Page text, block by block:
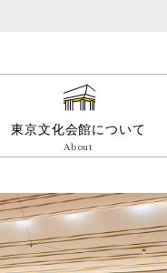
東京文化会館について
About